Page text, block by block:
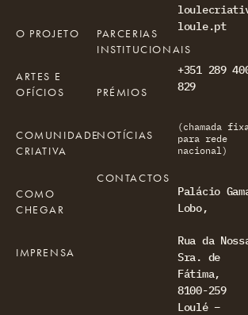
loule.pt
+351 289
829
(chamada
para rede
nacional)
Palácio
Lobo,
Rua da
Sra. de
Fátima,
8100-259
Loulé –
O PROJETO
ARTES E
OFÍCIOS
COMUNIDADE
CRIATIVA
COMO
CHEGAR
IMPRENSA
PARCERIAS
INSTITUCIONAIS
PRÉMIOS
NOTÍCIAS
CONTACTOS